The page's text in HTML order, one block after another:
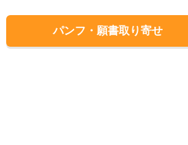
パンフ・願書取り寄せ